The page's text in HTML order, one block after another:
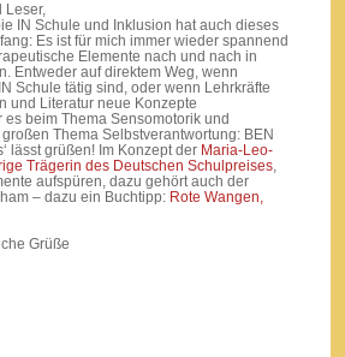
Leser,
IN Schule und Inklusion hat auch dieses
Es ist für mich immer wieder spannend
Elemente nach und nach in
Entweder auf direktem Weg, wenn
Schule tätig sind, oder wenn Lehrkräfte
und Literatur neue Konzepte
es beim Thema Sensomotorik und
Thema Selbstverantwortung: BEN
lässt grüßen! Im Konzept der Maria-Leo-
Trägerin des Deutschen Schulpreises,
aufspüren, dazu gehört auch der
– dazu ein Buchtipp: Rote Wangen,
Grüße